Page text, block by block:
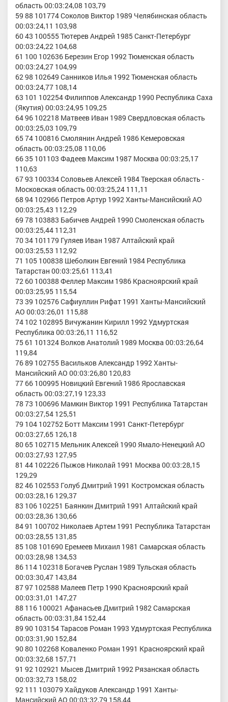
область 00:03:24,08 103,79
59 88 101774 Соколов Виктор 1989 Челябинская область
00:03:24,11 103,98
60 43 100555 Тютерев Андрей 1985 Санкт-Петербург
00:03:24,22 104,68
61 100 102636 Березин Егор 1992 Тюменская область
00:03:24,27 104,99
62 98 102649 Санников Илья 1992 Тюменская область
00:03:24,77 108,14
63 101 102254 Филиппов Александр 1990 Республика Саха
(Якутия) 00:03:24,95 109,25
64 96 102218 Матвеев Иван 1989 Свердловская область
00:03:25,03 109,79
65 74 100816 Смолянин Андрей 1986 Кемеровская
область 00:03:25,08 110,06
66 35 101103 Фадеев Максим 1987 Москва 00:03:25,17
110,63
67 93 100334 Соловьев Алексей 1984 Тверская область -
Московская область 00:03:25,24 111,11
68 94 102966 Петров Артур 1992 Ханты-Мансийский АО
00:03:25,43 112,29
69 78 103883 Бабичев Андрей 1990 Смоленская область
00:03:25,44 112,31
70 34 101179 Гуляев Иван 1987 Алтайский край
00:03:25,53 112,92
71 105 100838 Шеболкин Евгений 1984 Республика
Татарстан 00:03:25,61 113,41
72 60 100388 Феллер Максим 1986 Красноярский край
00:03:25,95 115,54
73 39 102576 Сафиуллин Рифат 1991 Ханты-Мансийский
АО 00:03:26,01 115,88
74 102 102895 Вичужанин Кирилл 1992 Удмуртская
Республика 00:03:26,11 116,52
75 61 101324 Волков Анатолий 1989 Москва 00:03:26,64
119,84
76 89 102755 Васильков Александр 1992 Ханты-
Мансийский АО 00:03:26,80 120,83
77 66 100995 Новицкий Евгений 1986 Ярославская
область 00:03:27,19 123,33
78 73 100696 Мамкин Виктор 1991 Республика Татарстан
00:03:27,54 125,51
79 104 102752 Ботт Максим 1991 Санкт-Петербург
00:03:27,65 126,18
80 65 102715 Мельник Алексей 1990 Ямало-Ненецкий АО
00:03:27,93 127,95
81 44 102226 Пыжов Николай 1991 Москва 00:03:28,15
129,29
82 46 102553 Голуб Дмитрий 1991 Костромская область
00:03:28,16 129,37
83 106 102251 Баянкин Дмитрий 1991 Алтайский край
00:03:28,36 130,66
84 91 100702 Николаев Артем 1991 Республика Татарстан
00:03:28,55 131,85
85 108 101690 Еремеев Михаил 1981 Самарская область
00:03:28,98 134,53
86 114 102318 Богачев Руслан 1989 Тульская область
00:03:30,47 143,84
87 97 102588 Малеев Петр 1990 Красноярский край
00:03:31,01 147,27
88 116 100021 Афанасьев Дмитрий 1982 Самарская
область 00:03:31,84 152,44
89 90 103154 Тарасов Роман 1993 Удмуртская Республика
00:03:31,90 152,84
90 80 102268 Коваленко Роман 1991 Красноярский край
00:03:32,68 157,71
91 92 102921 Мысев Дмитрий 1992 Рязанская область
00:03:32,73 158,02
92 111 103079 Хайдуков Александр 1991 Ханты-
Мансийский АО 00:03:32,79 158,44